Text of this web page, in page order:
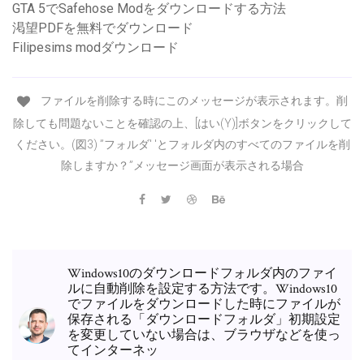
GTA 5でSafehose Modをダウンロードする方法
渇望PDFを無料でダウンロード
Filipesims modダウンロード
ファイルを削除する時にこのメッセージが表示されます。削
除しても問題ないことを確認の上、[はい(Y)]ボタンをクリックして
ください。(図3) ”フォルダ' 'とフォルダ内のすべてのファイルを削
除しますか？”メッセージ画面が表示される場合
Windows10のダウンロードフォルダ内のファイ
ルに自動削除を設定する方法です。Windows10
でファイルをダウンロードした時にファイルが
保存される「ダウンロードフォルダ」初期設定
を変更していない場合は、ブラウザなどを使っ
てインターネッ